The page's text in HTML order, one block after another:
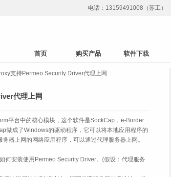
电话：13159491008（苏工）
首页 购买产品 软件下载
支持Permeo Security Driver代理上网
代理上网
平台中的核心模块，这个软件是SockCap，e-Border
做成了Windows的驱动程序，它可以将本地应用程序的
器上网的网络应用程序，可以通过代理服务器上网。
何安装使用Permeo Security Driver。(假设：代理服务